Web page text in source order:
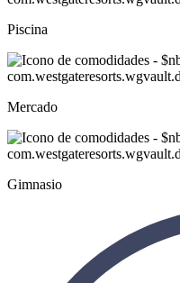
Piscina
Mercado
Gimnasio